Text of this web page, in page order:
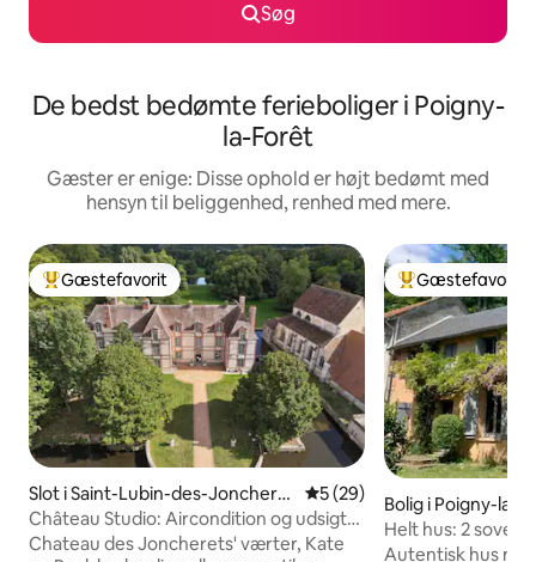
Søg
De bedst bedømte ferieboliger i Poigny-
la-Forêt
Gæster er enige: Disse ophold er højt bedømt med
hensyn til beliggenhed, renhed med mere.
Bedste gæstefavorit
Gæstefavorit
Slot i Saint-Lubin-des-Joncheret
s
5 ud af 5 i gennemsnitlig
5 (29)
Château Studio: Aircondition og udsigt
over vandet
Chateau des Joncherets' værter, Kate
Bedste
Gæstefavorit
Bolig i Poigny-la-
Helt hus: 2
badeværelser,
Autentisk hus